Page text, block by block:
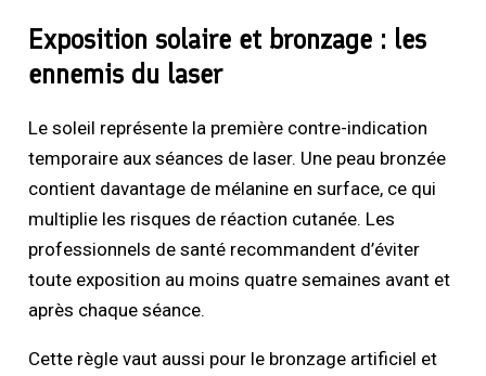
Exposition solaire et bronzage : les
ennemis du laser
Le soleil représente la première contre-indication
temporaire aux séances de laser. Une peau bronzée
contient davantage de mélanine en surface, ce qui
multiplie les risques de réaction cutanée. Les
professionnels de santé recommandent d’éviter
toute exposition au moins quatre semaines avant et
après chaque séance.
Cette règle vaut aussi pour le bronzage artificiel et